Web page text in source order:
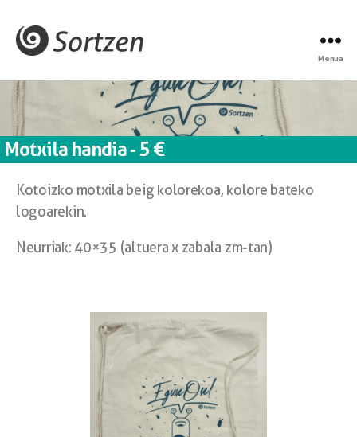
Menua
Motxila handia - 5 €
Kotoizko motxila beig kolorekoa, kolore bateko
logoarekin.
Neurriak: 40×35 (altuera x zabala zm-tan)